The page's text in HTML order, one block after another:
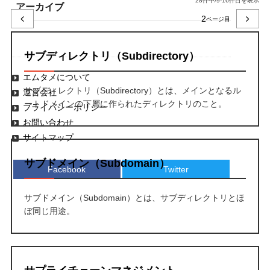
アーカイブ
エムタメについて
運営会社
プライバシーポリシー
お問い合わせ
サイトマップ
Facebook Twitter
2
サブディレクトリ（Subdirectory）
サブディレクトリ（Subdirectory）とは、メインとなるル
ートドメインの下層に作られたディレクトリのこと。
サブドメイン（Subdomain）
サブドメイン（Subdomain）とは、サブディレクトリとほ
ぼ同じ用途。